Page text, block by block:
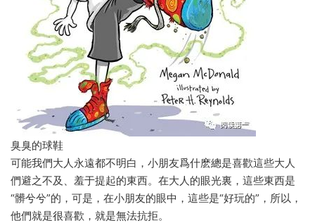
臭臭的球鞋
可能我們大人永遠都不明白，小朋友爲什麽總是喜歡這些大人
們避之不及、羞于提起的東西。在大人的眼光裏，這些東西是
“髒兮兮”的，可是，在小朋友的眼中，這些是“好玩的”，所以，
他們就是很喜歡，就是無法抗拒。